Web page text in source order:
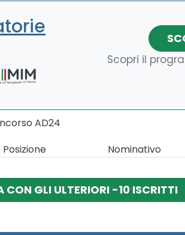
Scopri il
AD24
Posizione Nominativo
CON GLI ULTERIORI -10 ISCRITTI